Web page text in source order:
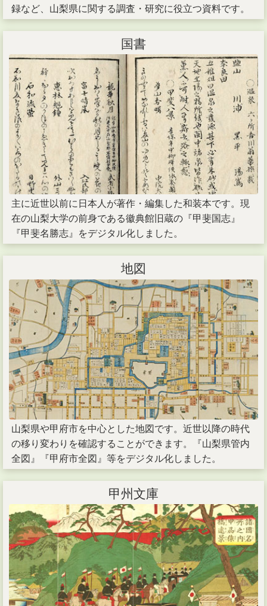
録など、山梨県に関する調査・研究に役立つ資料です。
国書
主に近世以前に日本人が著作・編集した和装本です。現
在の山梨大学の前身である徽典館旧蔵の『甲斐国志』
『甲斐名勝志』をデジタル化しました。
地図
山梨県や甲府市を中心とした地図です。近世以降の時代
の移り変わりを確認することができます。『山梨県管内
全図』『甲府市全図』等をデジタル化しました。
甲州文庫